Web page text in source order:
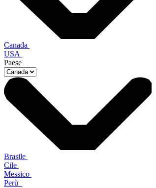
Canada
USA
Paese
Brasile
Cile
Messico
Perù